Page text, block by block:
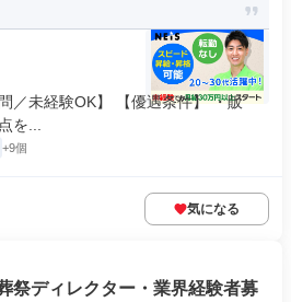
／未経験OK】 【優遇条件】 ・販
を...
+9個
気になる
祭ディレクター・業界経験者募